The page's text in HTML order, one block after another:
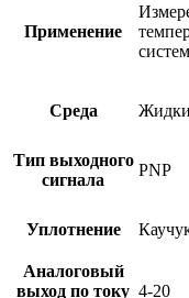
Применение
Среда
Тип выходного
сигнала
PNP
Уплотнение
Аналоговый
выход по току 4-20